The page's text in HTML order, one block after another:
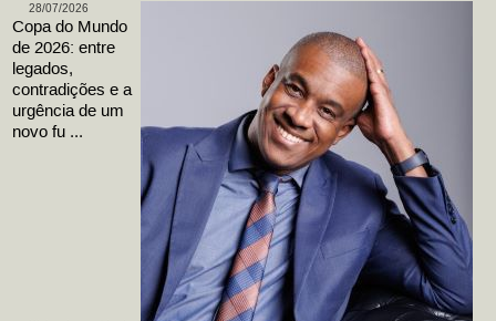
28/07/2026
Copa do Mundo
de 2026: entre
legados,
contradições e a
urgência de um
novo fu ...